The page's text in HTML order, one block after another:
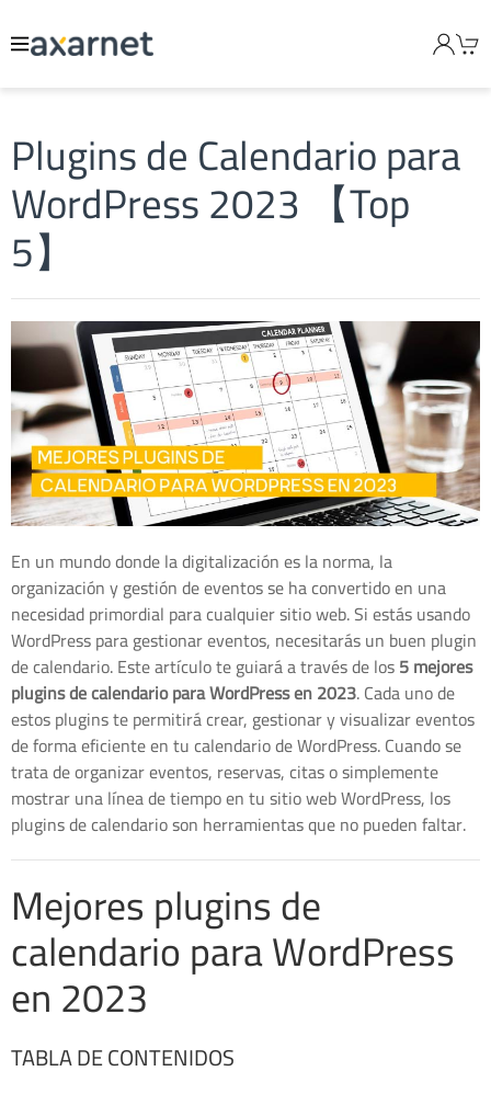
Plugins de Calendario para
WordPress 2023 【Top
5】
En un mundo donde la digitalización es la norma, la
organización y gestión de eventos se ha convertido en una
necesidad primordial para cualquier sitio web. Si estás usando
WordPress para gestionar eventos, necesitarás un buen plugin
de calendario. Este artículo te guiará a través de los5 mejores
plugins de calendario para WordPress en 2023. Cada uno de
estos plugins te permitirá crear, gestionar y visualizar eventos
de forma eficiente en tu calendario de WordPress. Cuando se
trata de organizar eventos, reservas, citas o simplemente
mostrar una línea de tiempo en tu sitio web WordPress, los
plugins de calendario son herramientas que no pueden faltar.
Mejores plugins de
calendario para WordPress
en 2023
TABLA DE CONTENIDOS